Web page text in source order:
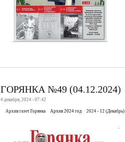
ГОРЯНКА №49 (04.12.2024)
4 декабря, 2024 - 07:42
Архив газет Горянка Архив 2024 год 2024 - 12 (Декабрь)
.